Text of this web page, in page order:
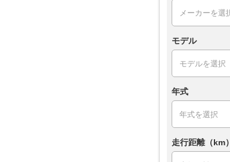
モデル
年式
走行距離（km）